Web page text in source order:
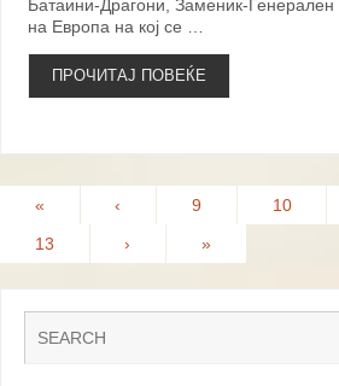
Батаини-Драгони, Заменик-Генерален
на Европа на кој се …
ПРОЧИТАЈ ПОВЕЌЕ
« ‹ 9 10
13 › »